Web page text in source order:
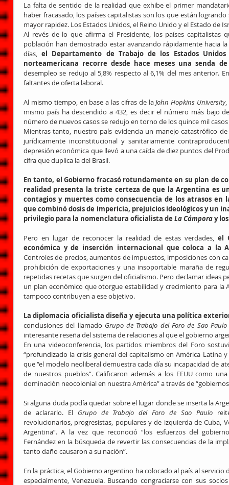
La falta de sentido de la realidad que exhibe el primer
haber fracasado, los países capitalistas son los que están
mayor rapidez. Los Estados Unidos, el Reino Unido y el Estado de
Al revés de lo que afirma el Presidente, los países capitalistas
población han demostrado estar avanzando rápidamente hacia
días, el Departamento de Trabajo de los Estados
norteamericana recorre desde hace meses una senda
desempleo se redujo al 5,8% respecto al 6,1% del mes anterior.
faltantes de oferta laboral.
Al mismo tiempo, en base a las cifras de la John Hopkins University,
mismo país ha descendido a 432, es decir el número más bajo
número de nuevos casos se redujo en torno de los quince mil
Mientras tanto, nuestro país evidencia un manejo catastrófico
jurídicamente inconstitucional y sanitariamente
depresión económica que llevó a una caída de diez puntos del
cifra que duplica la del Brasil.
En tanto, el Gobierno fracasó rotundamente en su plan de
realidad presenta la triste certeza de que la Argentina es
contagios y muertes como consecuencia de los atrasos en
que combinó dosis de impericia, prejuicios ideológicos y un
privilegio para la nomenclatura oficialista de La Cámpora y
Pero en lugar de reconocer la realidad de estas verdades, el
económica y de inserción internacional que coloca a la
Controles de precios, aumentos de impuestos, imposiciones con
prohibición de exportaciones y una insoportable maraña de
repetidas recetas que surgen del oficialismo. Pero declamar ideas
un plan económico que otorgue estabilidad y crecimiento para la
tampoco contribuyen a ese objetivo.
La diplomacia oficialista diseña y ejecuta una política
conclusiones del llamado Grupo de Trabajo del Foro de Sao Paulo
interesante reseña del sistema de relaciones al que el gobierno
En una videoconferencia, los partidos miembros del Foro
“profundizado la crisis general del capitalismo en América Latina
que “el modelo neoliberal demuestra cada día su incapacidad de
de nuestros pueblos”. Calificaron además a los EEUU como
dominación neocolonial en nuestra América” a través de
Si alguna duda podía quedar sobre el lugar donde se inserta la
de aclararlo. El Grupo de Trabajo del Foro de Sao Paulo
revolucionarios, progresistas, populares y de izquierda de Cuba,
Argentina”. A la vez que reconoció “los esfuerzos del
Fernández en la búsqueda de revertir las consecuencias de la
tanto daño causaron a su nación”.
En la práctica, el Gobierno argentino ha colocado al país al servicio
especialmente, Venezuela. Buscando congraciarse con sus